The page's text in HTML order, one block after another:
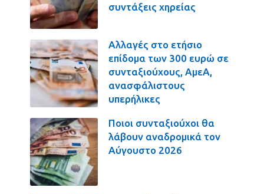
συντάξεις χηρείας
Αλλαγές στο ετήσιο
επίδομα των 300 ευρώ σε
συνταξιούχους, ΑμεΑ,
ανασφάλιστους
υπερήλικες
Ποιοι συνταξιούχοι θα
λάβουν αναδρομικά τον
Αύγουστο 2026